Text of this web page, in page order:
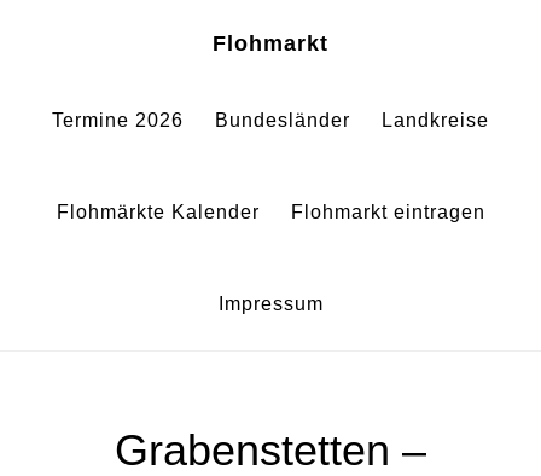
springen
springen
Flohmarkt
Termine 2026 Bundesländer Landkreise
Flohmärkte Kalender Flohmarkt eintragen
Impressum
Grabenstetten –